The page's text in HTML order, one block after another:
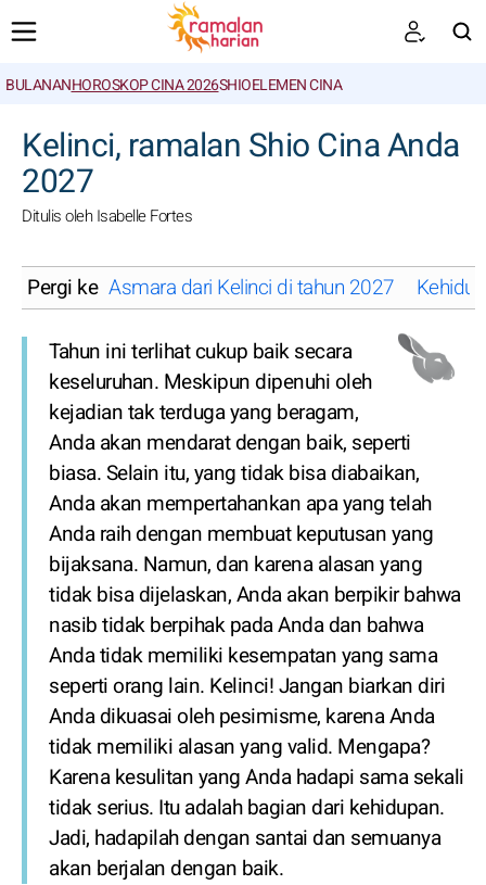
BULANANHOROSKOP CINA 2026SHIOELEMEN CINA
Kelinci, ramalan Shio Cina Anda
2027
Ditulis oleh Isabelle Fortes
Pergi ke Asmara dari Kelinci di tahun 2027
Tahun ini terlihat cukup baik secara
keseluruhan. Meskipun dipenuhi oleh
kejadian tak terduga yang beragam,
Anda akan mendarat dengan baik, seperti
biasa. Selain itu, yang tidak bisa diabaikan,
Anda akan mempertahankan apa yang telah
Anda raih dengan membuat keputusan yang
bijaksana. Namun, dan karena alasan yang
tidak bisa dijelaskan, Anda akan berpikir bahwa
nasib tidak berpihak pada Anda dan bahwa
Anda tidak memiliki kesempatan yang sama
seperti orang lain. Kelinci! Jangan biarkan diri
Anda dikuasai oleh pesimisme, karena Anda
tidak memiliki alasan yang valid. Mengapa?
Karena kesulitan yang Anda hadapi sama sekali
tidak serius. Itu adalah bagian dari kehidupan.
Jadi, hadapilah dengan santai dan semuanya
akan berjalan dengan baik.